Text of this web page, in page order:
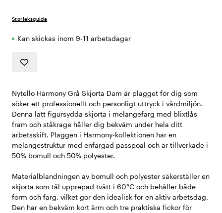
Storleksguide
Kan skickas inom 9-11 arbetsdagar
Nytello Harmony Grå Skjorta Dam är plagget för dig som
söker ett professionellt och personligt uttryck i vårdmiljön.
Denna lätt figursydda skjorta i melangefärg med blixtlås
fram och ståkrage håller dig bekväm under hela ditt
arbetsskift. Plaggen i Harmony-kollektionen har en
melangestruktur med enfärgad passpoal och är tillverkade i
50% bomull och 50% polyester.
Materialblandningen av bomull och polyester säkerställer en
skjorta som tål upprepad tvätt i 60°C och behåller både
form och färg, vilket gör den idealisk för en aktiv arbetsdag.
Den har en bekväm kort ärm och tre praktiska fickor för